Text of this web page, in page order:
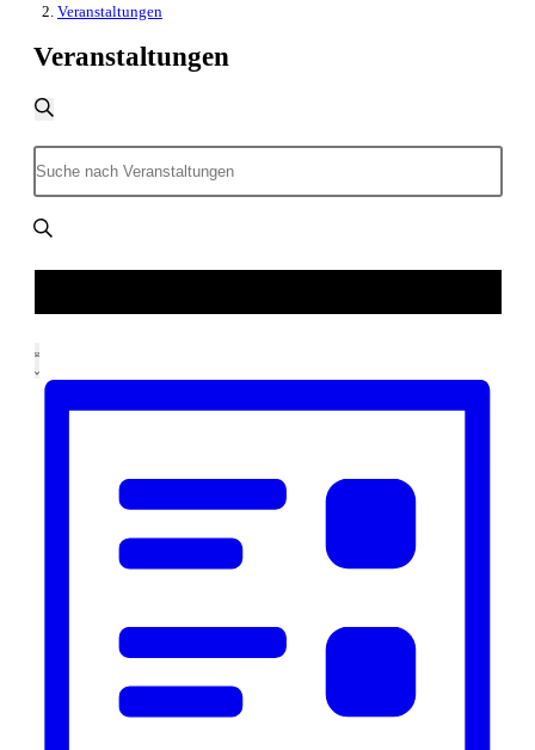
Veranstaltungen
Veranstaltungen
Veranstaltungen
Suche
und
Ansichten,
Navigation
Bitte
Schlüsselwort
Suche
nach
Schlüsselwort.
Ansichten-
Navigation
Liste